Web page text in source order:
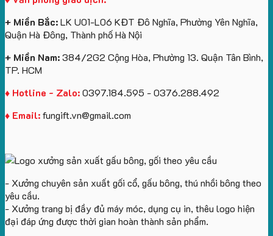
theo
cầu
+ Miền Bắc:LK U01-L06 KĐT Đô Nghĩa, Phường Yên Nghĩa,
Quận Hà Đông, Thành phố Hà Nội
+ Miền Nam:384/2G2 Cộng Hòa, Phường 13. Quận Tân Bình,
TP. HCM
♦ Hotline - Zalo:0397.184.595 - 0376.288.492
♦ Email:fungift.vn@gmail.com
- Xưởng chuyên sản xuất gối cổ, gấu bông, thú nhồi bông theo
yêu cầu.
- Xưởng trang bị đầy đủ máy móc, dụng cụ in, thêu logo hiện
đại đáp ứng được thời gian hoàn thành sản phẩm.